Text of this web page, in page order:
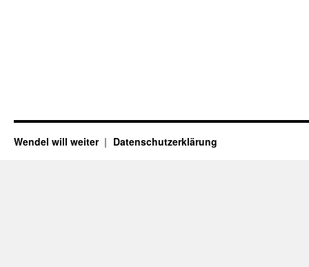
Wendel will weiter Datenschutzerklärung